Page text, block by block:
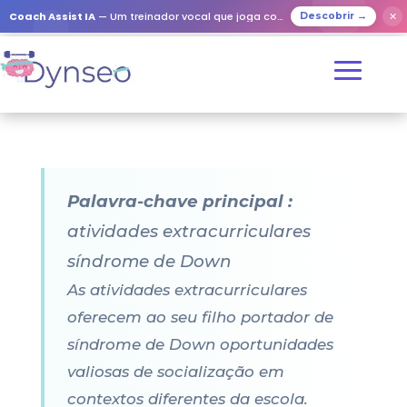
Coach Assist IA — Um treinador vocal que joga com os seus entes queridos Descobrir → ✕
Palavra-chave principal :
atividades extracurriculares
síndrome de Down
As atividades extracurriculares
oferecem ao seu filho portador de
síndrome de Down oportunidades
valiosas de socialização em
contextos diferentes da escola.